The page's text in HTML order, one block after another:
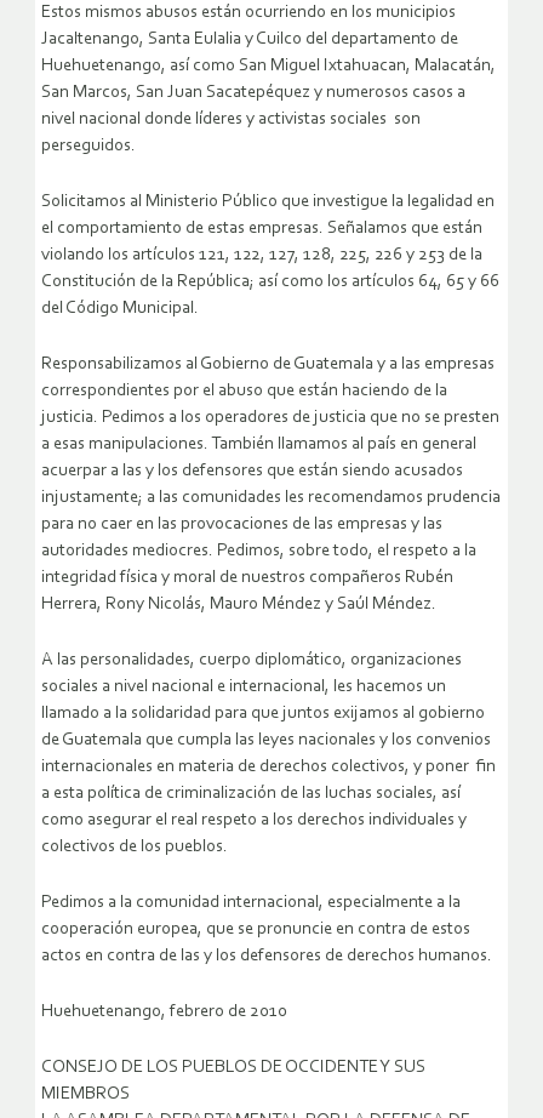
Estos mismos abusos están ocurriendo en los municipios
Jacaltenango, Santa Eulalia y Cuilco del departamento de
Huehuetenango, así como San Miguel Ixtahuacan, Malacatán,
San Marcos, San Juan Sacatepéquez y numerosos casos a
nivel nacional donde líderes y activistas sociales son
perseguidos.
Solicitamos al Ministerio Público que investigue la legalidad en
el comportamiento de estas empresas. Señalamos que están
violando los artículos 121, 122, 127, 128, 225, 226 y 253 de la
Constitución de la República; así como los artículos 64, 65 y 66
del Código Municipal.
Responsabilizamos al Gobierno de Guatemala y a las empresas
correspondientes por el abuso que están haciendo de la
justicia. Pedimos a los operadores de justicia que no se presten
a esas manipulaciones. También llamamos al país en general
acuerpar a las y los defensores que están siendo acusados
injustamente; a las comunidades les recomendamos prudencia
para no caer en las provocaciones de las empresas y las
autoridades mediocres. Pedimos, sobre todo, el respeto a la
integridad física y moral de nuestros compañeros Rubén
Herrera, Rony Nicolás, Mauro Méndez y Saúl Méndez.
A las personalidades, cuerpo diplomático, organizaciones
sociales a nivel nacional e internacional, les hacemos un
llamado a la solidaridad para que juntos exijamos al gobierno
de Guatemala que cumpla las leyes nacionales y los convenios
internacionales en materia de derechos colectivos, y poner fin
a esta política de criminalización de las luchas sociales, así
como asegurar el real respeto a los derechos individuales y
colectivos de los pueblos.
Pedimos a la comunidad internacional, especialmente a la
cooperación europea, que se pronuncie en contra de estos
actos en contra de las y los defensores de derechos humanos.
Huehuetenango, febrero de 2010
CONSEJO DE LOS PUEBLOS DE OCCIDENTE Y SUS
MIEMBROS